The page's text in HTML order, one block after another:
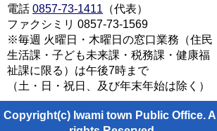
電話 0857-73-1411 （代表）
ファクシミリ 0857-73-1569
※毎週 火曜日・木曜日の窓口業務（住民
生活課・子ども未来課・税務課・健康福
祉課に限る）は午後7時まで
（土・日・祝日、及び年末年始は除く）
Copyright(c) Iwami town Public Office. All